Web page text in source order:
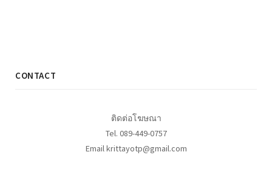
CONTACT
ติดต่อโฆษณา
Tel. 089-449-0757
Email krittayotp@gmail.com